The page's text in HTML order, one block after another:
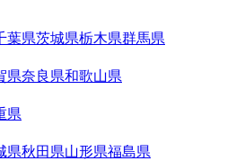
葉県茨城県栃木県群馬県
県奈良県和歌山県
県
県秋田県山形県福島県